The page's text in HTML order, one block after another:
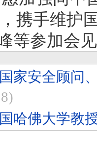
携手维护
等参加会
家安全顾问
哈佛大学教